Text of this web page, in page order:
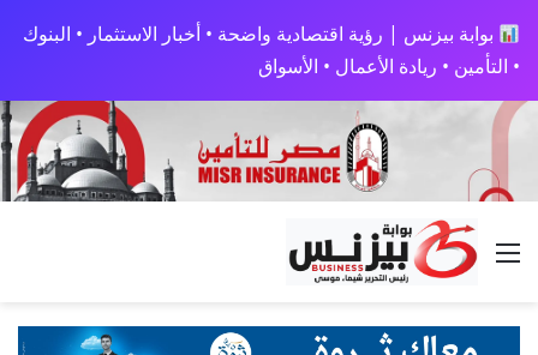
بوابة بيزنس | رؤية اقتصادية واضحة • أخبار الاستثمار • البنوك
• التأمين • ريادة الأعمال • الأسواق
القائمة